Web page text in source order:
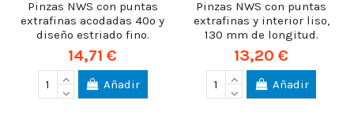
Pinzas NWS con puntas
extrafinas acodadas 40º y
diseño estriado fino.
14,71 €
Añadir
Pinzas NWS con puntas
extrafinas y interior liso,
130 mm de longitud.
13,20 €
Añadir